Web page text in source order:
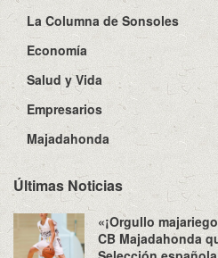
La Columna de Sonsoles
Economía
Salud y Vida
Empresarios
Majadahonda
Últimas Noticias
«¡Orgullo
CB Majadahonda